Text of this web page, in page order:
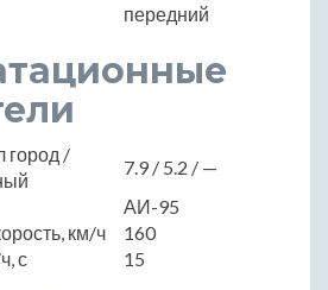
передний
город /
7.9 / 5.2 / —
АИ-95
км/ч
160
с
15